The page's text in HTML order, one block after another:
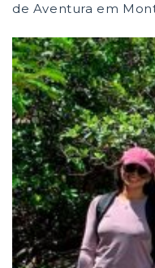
de Aventura em